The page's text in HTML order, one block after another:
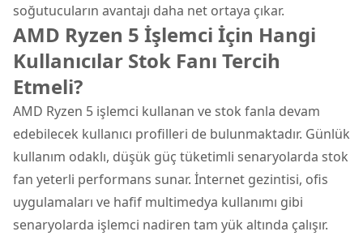
soğutucuların avantajı daha net ortaya çıkar.
AMD Ryzen 5 İşlemci İçin Hangi
Kullanıcılar Stok Fanı Tercih
Etmeli?
AMD Ryzen 5 işlemci kullanan ve stok fanla devam
edebilecek kullanıcı profilleri de bulunmaktadır. Günlük
kullanım odaklı, düşük güç tüketimli senaryolarda stok
fan yeterli performans sunar. İnternet gezintisi, ofis
uygulamaları ve hafif multimedya kullanımı gibi
senaryolarda işlemci nadiren tam yük altında çalışır.